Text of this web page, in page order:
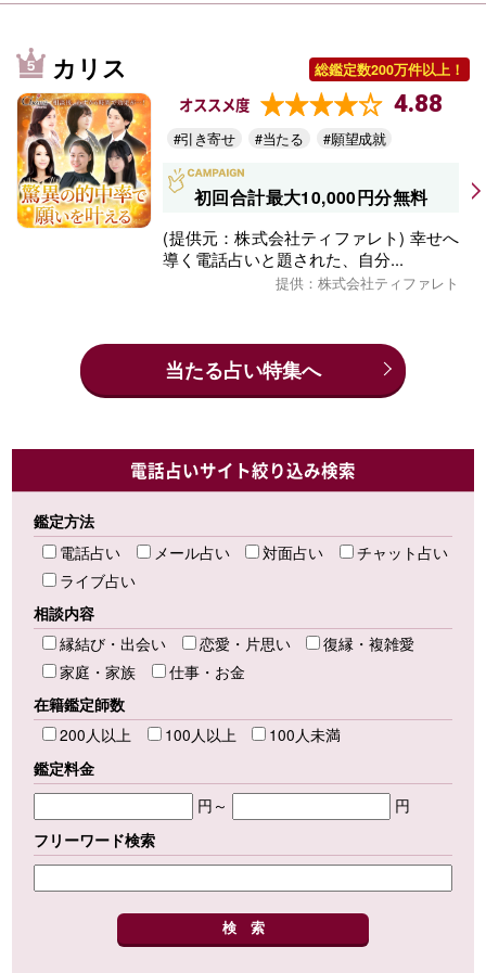
カリス 総鑑定数200万件以上！
オススメ度 4.88
#引き寄せ #当たる #願望成就
初回合計最大10,000円分無料
(提供元：株式会社ティファレト) 幸せへ
導く電話占いと題された、自分...
提供：株式会社ティファレト
当たる占い特集へ
電話占いサイト絞り込み検索
鑑定方法
電話占い
メール占い 対面占い
チャット占い
ライブ占い
相談内容
縁結び・出会い
恋愛・片思い
復縁・複雑愛
家庭・家族
仕事・お金
在籍鑑定師数
200人以上
100人以上
100人未満
鑑定料金
円～
円
フリーワード検索